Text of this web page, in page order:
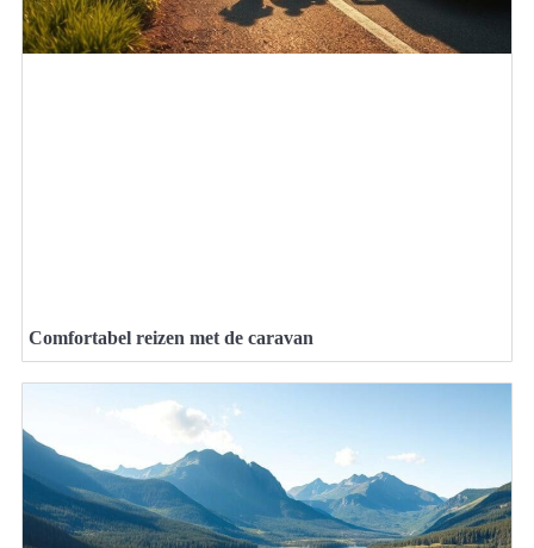
Comfortabel reizen met de caravan